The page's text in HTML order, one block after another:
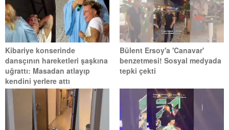
Kibariye konserinde
dansçının hareketleri şaşkına
uğrattı: Masadan atlayıp
kendini yerlere attı
Bülent Ersoy'a 'Canavar'
benzetmesi! Sosyal medyada
tepki çekti